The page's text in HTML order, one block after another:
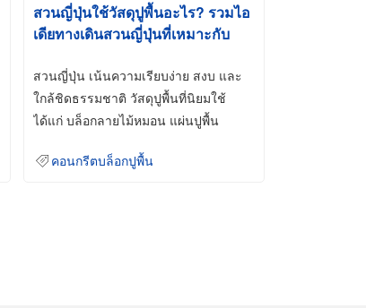
สวนญี่ปุ่นใช้วัสดุปูพื้นอะไร? รวมไอ
เดียทางเดินสวนญี่ปุ่นที่เหมาะกับ
สวนญี่ปุ่น เน้นความเรียบง่าย สงบ และ
ใกล้ชิดธรรมชาติ วัสดุปูพื้นที่นิยมใช้
ได้แก่ บล็อกลายไม้หมอน แผ่นปูพื้น
คอนกรีตบล็อกปูพื้น